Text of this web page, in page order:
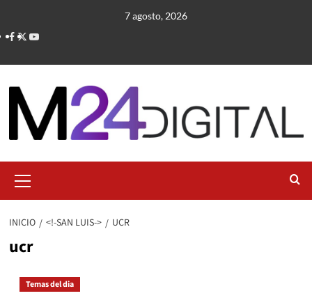
contenido
7 agosto, 2026
primario
INICIO <!-SAN LUIS-> UCR
ucr
Temas del dia